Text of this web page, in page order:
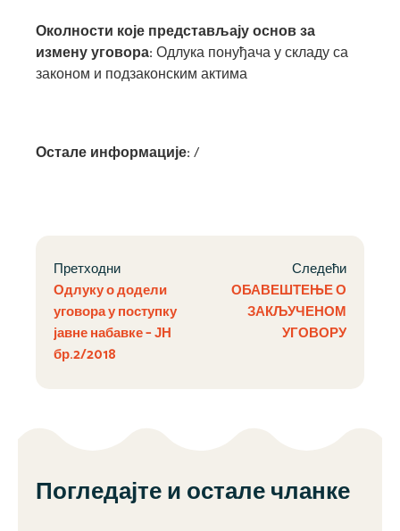
Околности које представљају основ за
измену уговора:Одлука понуђача у складу са
законом и подзаконским актима
Остале информације:/
Претходни
Одлуку о додели
уговора у поступку
јавне набавке – ЈН
бр.2/2018
Следећи
ОБАВЕШТЕЊЕ О
ЗАКЉУЧЕНОМ
УГОВОРУ
Погледајте и остале чланке